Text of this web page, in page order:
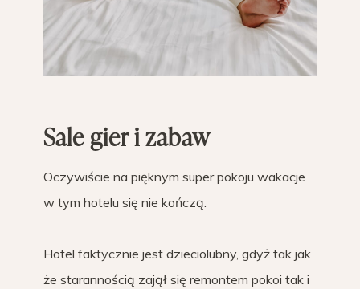
Sale gier i zabaw
Oczywiście na pięknym super pokoju wakacje
w tym hotelu się nie kończą.
Hotel faktycznie jest dzieciolubny, gdyż tak jak
że starannością zajął się remontem pokoi tak i